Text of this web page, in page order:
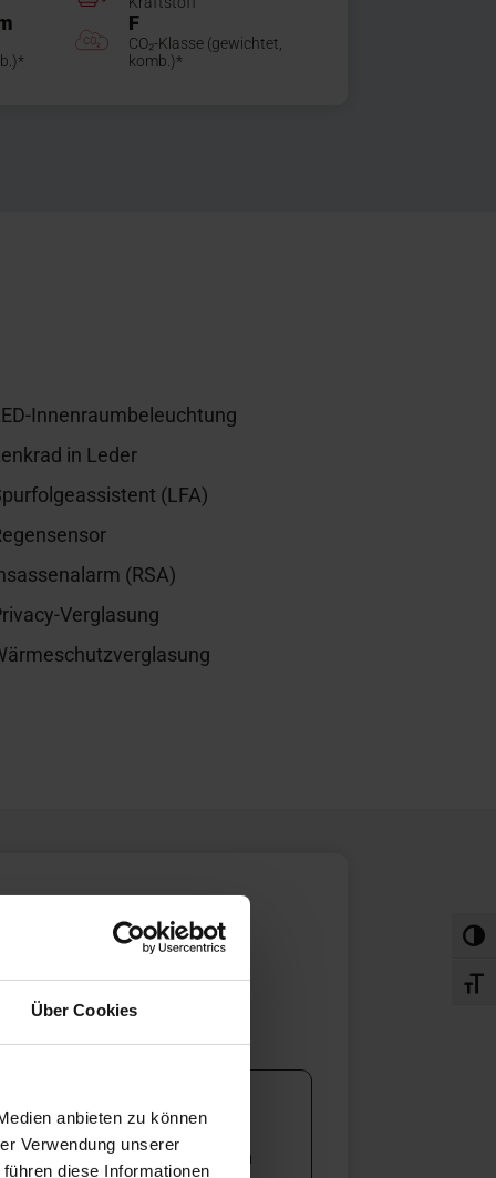
Über Cookies
anbieten zu können
Verwendung unserer
diese Informationen
F
CO₂-Klasse (gewichtet,
komb.)*
Innenraumbeleuchtung
in Leder
(LFA)
(RSA)
Verglasung
Ihnen
Autozentrum – Bochum